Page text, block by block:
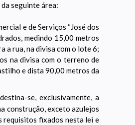
seguinte área:
e de Serviços “José dos
medindo 15,00 metros
a rua, na divisa com o lote 6;
na divisa com o terreno de
e dista 90,00 metros da
se, exclusivamente, a
construção, exceto azulejos
requisitos fixados nesta lei e